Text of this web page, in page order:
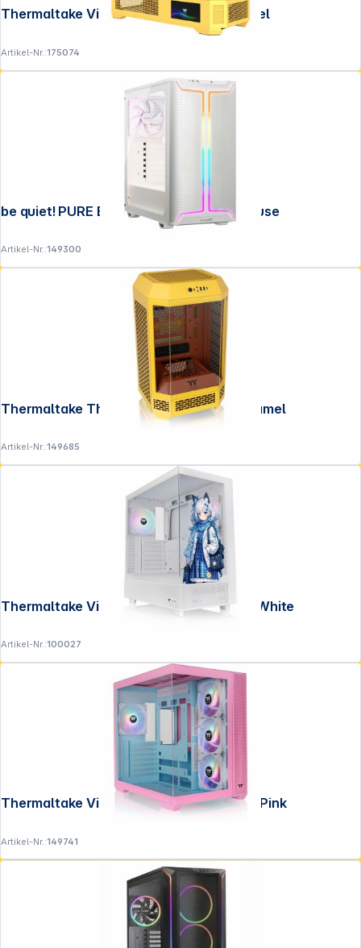
Thermaltake View 600 TG Butter Caramel
Artikel-Nr.:175074
be quiet! PURE BASE 501 DX White Gehäuse
Artikel-Nr.:149300
Thermaltake The Tower 250 Butter Caramel
Artikel-Nr.:149685
Thermaltake View 270 SP Edition Snow White
Artikel-Nr.:100027
Thermaltake View 380 TG ARGB Bubble Pink
Artikel-Nr.:149741
**EVP = Empfohlener Verkaufspreis des Herstellers /
Lieferanten zzgl. 19% Mwst.
Copyright © 2001 - 2026 DGH - Alle Rechte vorbehalten.